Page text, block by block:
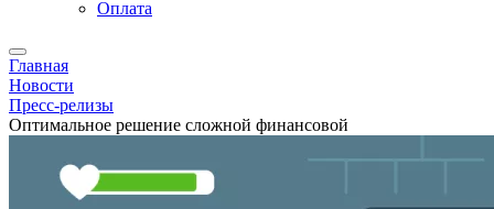
Оплата
Главная
Новости
Пресс-релизы
Оптимальное решение сложной финансовой